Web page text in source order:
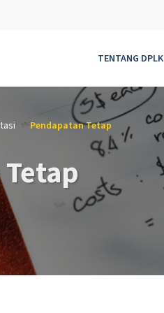
TENTANG DPLK
Pendapatan Tetap